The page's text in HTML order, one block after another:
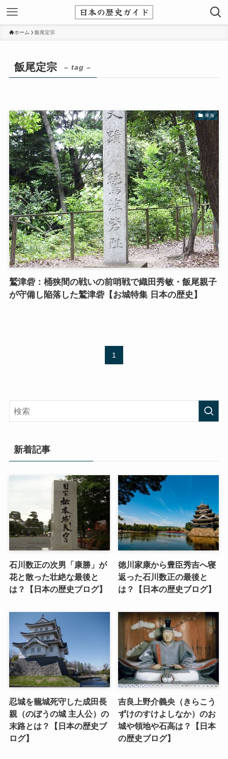
ホーム 飯尾定宗
飯尾定宗 – tag –
東海
鷲津砦：桶狭間の戦いの前哨戦で織田秀敏・飯尾親子
が守備し陥落した鷲津砦【お城特集 日本の歴史】
1
新着記事
石川数正の次男「康勝」が
花と散った壮絶な最後と
は？【日本の歴史ブログ】
徳川家康から豊臣秀吉へ寝
返った石川数正の最後と
は？【日本の歴史ブログ】
忍城を籠城死守した成田長
親（のぼうの城 主人公）の
末路とは？【日本の歴史ブ
ログ】
吉良上野介義央（きらこう
ずけのすけよしなか）のお
城や領地や石高は？【日本
の歴史ブログ】